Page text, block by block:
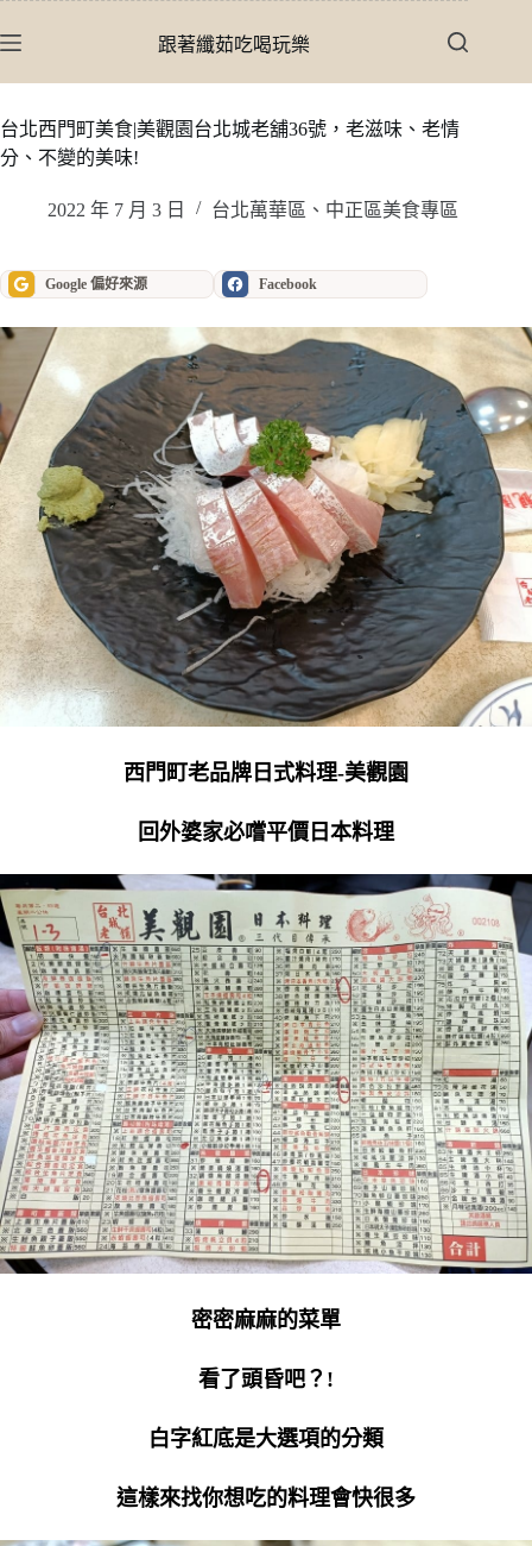
至
內
容
跟著纖茹吃喝玩樂
台北西門町美食|美觀園台北城老舖36號，老滋味、老情
分、不變的美味!
2022 年 7 月 3 日 台北萬華區、中正區美食專區
Google 偏好來源 Facebook
西門町老品牌日式料理-美觀園
回外婆家必嚐平價日本料理
密密麻麻的菜單
看了頭昏吧？!
白字紅底是大選項的分類
這樣來找你想吃的料理會快很多